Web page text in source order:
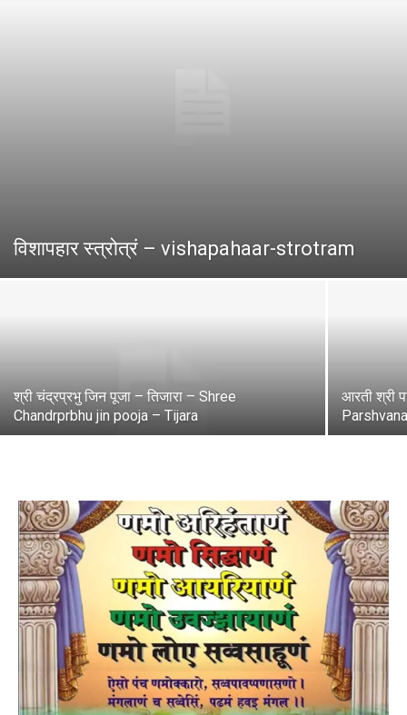
विशापहार स्त्रोत्रं – vishapahaar-strotram
श्री चंद्रप्रभु जिन पूजा – तिजारा – Shree
Chandrprbhu jin pooja – Tijara
आरती श्री